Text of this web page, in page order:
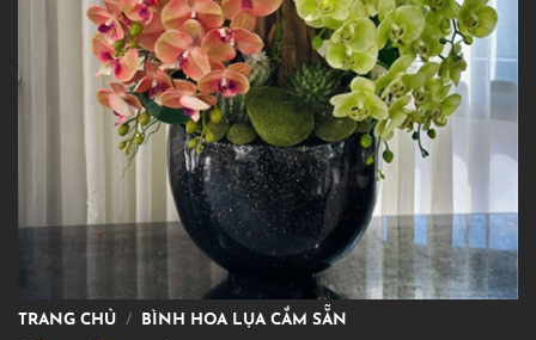
TRANG CHỦ / BÌNH HOA LỤA CẮM SẴN